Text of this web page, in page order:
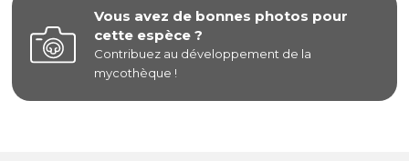
Vous avez de bonnes photos pour
cette espèce ?
Contribuez au développement de la
mycothèque !